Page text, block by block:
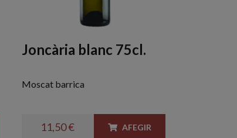
Joncària blanc 75cl.
Moscat barrica
11,50 € AFEGIR